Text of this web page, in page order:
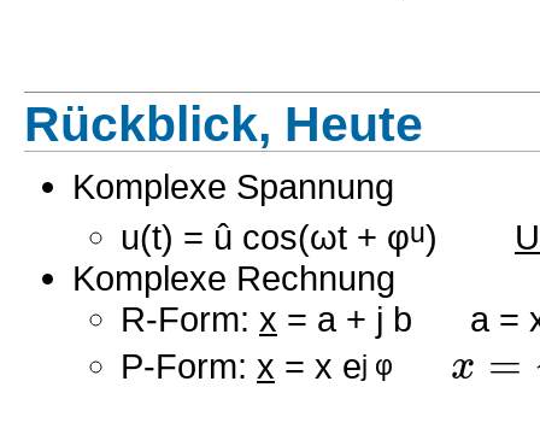
Rückblick, Heute
Komplexe Spannung
u(t) = û cos(ωt + φu) U
Komplexe Rechnung
R-Form: x = a + j b a =
P-Form: x = x ej φ x =